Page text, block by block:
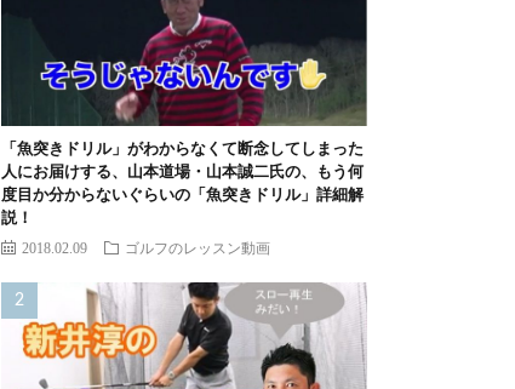
「魚突きドリル」がわからなくて断念してしまった
人にお届けする、山本道場・山本誠二氏の、もう何
度目か分からないぐらいの「魚突きドリル」詳細解
説！
2018.02.09 ゴルフのレッスン動画